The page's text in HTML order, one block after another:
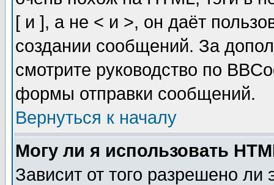
[ и ], а не < и >, он даёт
создании сообщений. За
смотрите руководство по
формы отправки сообщений.
Вернуться к началу
Могу ли я использовать
Зависит от того разрешено